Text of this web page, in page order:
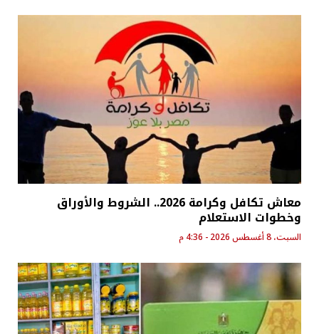
معاش تكافل وكرامة 2026.. الشروط والأوراق
وخطوات الاستعلام
السبت، 8 أغسطس 2026 - 4:36 م